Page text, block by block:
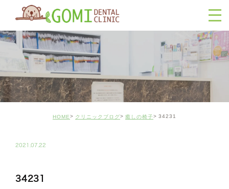
HOME クリニックブログ 癒しの椅子 34231
2021.07.22
34231